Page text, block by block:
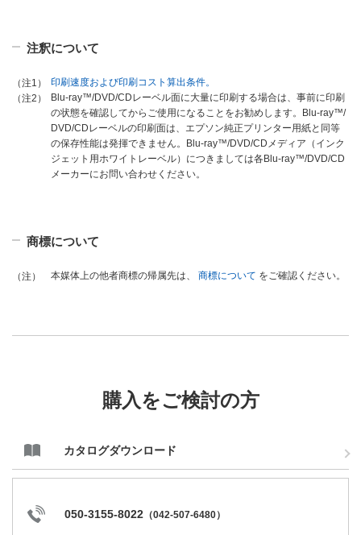
注釈について
（注1）
印刷速度および印刷コスト算出条件。
（注2）
Blu-ray™/DVD/CDレーベル面に大量に印刷する場合は、事前に印刷
の状態を確認してからご使用になることをお勧めします。Blu-ray™/
DVD/CDレーベルの印刷面は、エプソン純正プリンター用紙と同等
の保存性能は発揮できません。Blu-ray™/DVD/CDメディア（インク
ジェット用ホワイトレーベル）につきましては各Blu-ray™/DVD/CD
メーカーにお問い合わせください。
商標について
（注） 本媒体上の他者商標の帰属先は、 商標について をご確認ください。
購入をご検討の方
カタログダウンロード
050-3155-8022 （042-507-6480）